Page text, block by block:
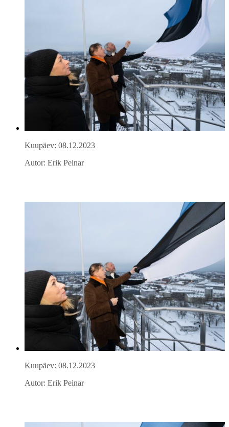
Kuupäev: 08.12.2023
Autor: Erik Peinar
Kuupäev: 08.12.2023
Autor: Erik Peinar